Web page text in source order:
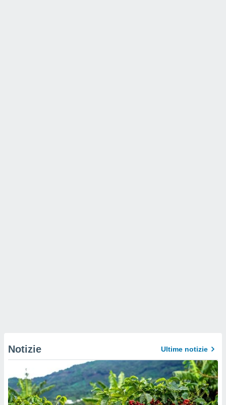
Notizie Ultime notizie